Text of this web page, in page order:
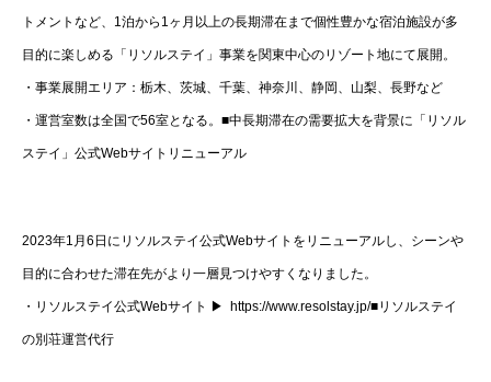
トメントなど、1泊から1ヶ月以上の長期滞在まで個性豊かな宿泊施設が多
目的に楽しめる「リソルステイ」事業を関東中心のリゾート地にて展開。
・事業展開エリア：栃木、茨城、千葉、神奈川、静岡、山梨、長野など
・運営室数は全国で56室となる。■中長期滞在の需要拡大を背景に「リソル
ステイ」公式Webサイトリニューアル
2023年1月6日にリソルステイ公式Webサイトをリニューアルし、シーンや
目的に合わせた滞在先がより一層見つけやすくなりました。
・リソルステイ公式Webサイト ▶ https://www.resolstay.jp/■リソルステイ
の別荘運営代行